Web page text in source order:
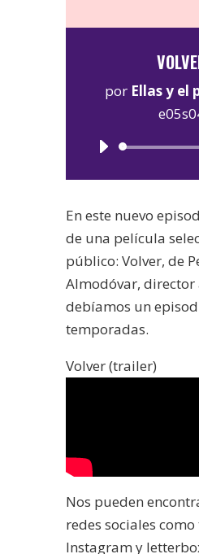
por Ellas y el
En este nuevo
de una película
público: Volver, de
Almodóvar, director
debíamos un
temporadas.
Volver (trailer)
Nos pueden
redes sociales
Instagram y